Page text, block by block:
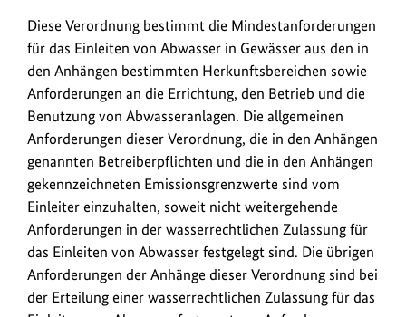
w
n
l
o
a
d
s
/
L
i
n
k
in
neuem
Fenster:
Verordnungstext
bei
JURIS
Diese Verordnung bestimmt die Mindestanforderungen
für das Einleiten von Abwasser in Gewässer aus den in
den Anhängen bestimmten Herkunftsbereichen sowie
Anforderungen an die Errichtung, den Betrieb und die
Benutzung von Abwasseranlagen. Die allgemeinen
Anforderungen dieser Verordnung, die in den Anhängen
genannten Betreiberpflichten und die in den Anhängen
gekennzeichneten Emissionsgrenzwerte sind vom
Einleiter einzuhalten, soweit nicht weitergehende
Anforderungen in der wasserrechtlichen Zulassung für
das Einleiten von Abwasser festgelegt sind. Die übrigen
Anforderungen der Anhänge dieser Verordnung sind bei
der Erteilung einer wasserrechtlichen Zulassung für das